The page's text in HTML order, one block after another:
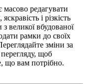
редагувати
і різкість
великої вбудованої
рамки до своїх
зміни за
щоб
що вам потрібно.